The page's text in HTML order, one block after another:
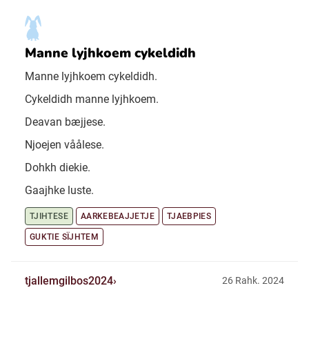
Manne lyjhkoem cykeldidh
Manne lyjhkoem cykeldidh.
Cykeldidh manne lyjhkoem.
Deavan bæjjese.
Njoejen våålese.
Dohkh diekie.
Gaajhke luste.
TJIHTESE AARKEBEAJJETJE TJAEBPIES
GUKTIE SÏJHTEM
tjallemgilbos2024 26 Rahk. 2024